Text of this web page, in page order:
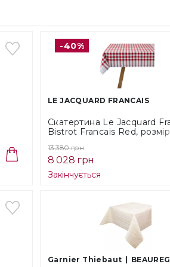
У
Ми
-40%
LE JACQUARD FRANCAIS
Скатертина Le Jacquard
Bistrot Francais Red, розмір
13 380 грн
8 028 грн
Закінчується
Garnier Thiebaut